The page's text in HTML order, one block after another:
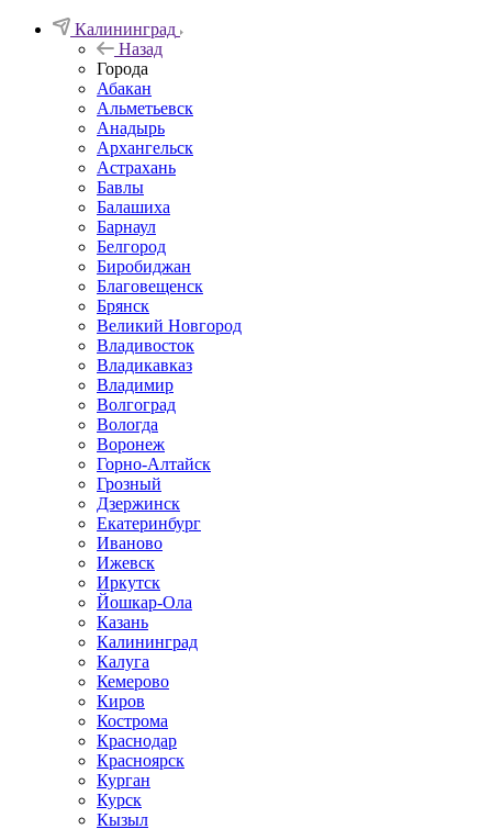
Калининград
Назад
Города
Абакан
Альметьевск
Анадырь
Архангельск
Астрахань
Бавлы
Балашиха
Барнаул
Белгород
Биробиджан
Благовещенск
Брянск
Великий Новгород
Владивосток
Владикавказ
Владимир
Волгоград
Вологда
Воронеж
Горно-Алтайск
Грозный
Дзержинск
Екатеринбург
Иваново
Ижевск
Иркутск
Йошкар-Ола
Казань
Калининград
Калуга
Кемерово
Киров
Кострома
Краснодар
Красноярск
Курган
Курск
Кызыл